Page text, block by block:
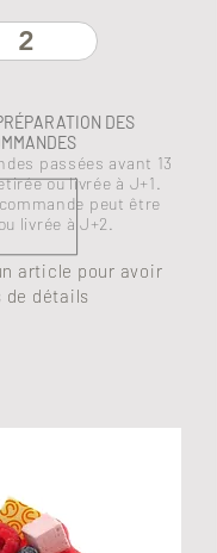
2
DES
passées avant 13
ou livrée à J+1.
peut être
livrée à J+2.
article pour avoir
de détails